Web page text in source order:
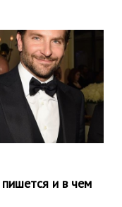
пишется и в чем